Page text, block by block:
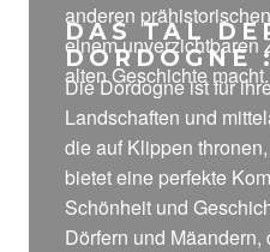
anderen
einem unverzichtbaren
alten Geschichte macht.
DAS TAL
DORDOGNE
Die Dordogne ist für
Landschaften und
die auf Klippen
bietet eine perfekte
Schönheit und
Dörfern und